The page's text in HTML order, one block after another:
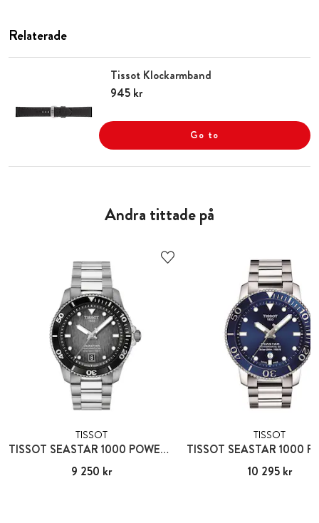
Relaterade
Tissot Klockarmband
Pris:945 kr
945 kr
Go to
Andra tittade på
TISSOT
TISSOT SEASTAR 1000 POWERMATIC 80
Pris :9 250 kr
9 250 kr
TISSOT
Pris: 10 295 kr
10 295 kr